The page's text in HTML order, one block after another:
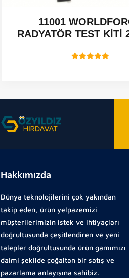
11001
RADYATÖR TEST KİTİ
Hakkımızda
Dünya teknolojilerini çok yakından
takip eden, ürün yelpazemizi
müşterilerimizin istek ve ihtiyaçları
doğrultusunda çeşitlendiren ve yeni
talepler doğrultusunda ürün gamımızı
daimi şekilde çoğaltan bir satış ve
pazarlama anlayışına sahibiz.